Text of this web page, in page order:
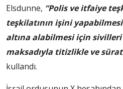
Elsdunne, “Polis ve itfaiye
teşkilatının işini
altına alabilmesi için
maksadıyla titizlikle ve
kullandı.